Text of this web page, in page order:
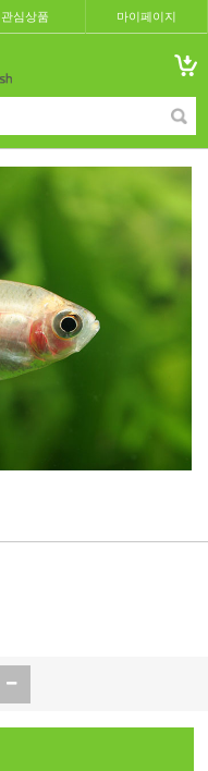
관심상품 마이페이지